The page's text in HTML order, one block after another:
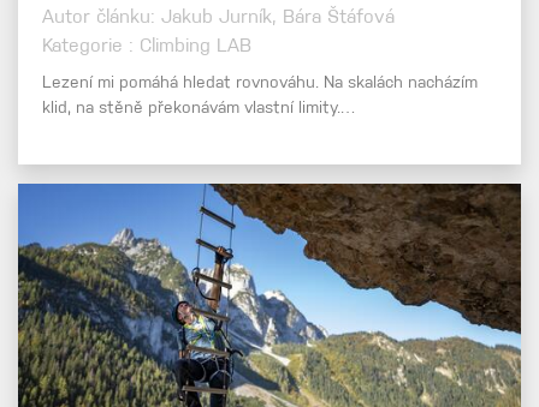
Autor článku: Jakub Jurník, Bára Štáfová
Kategorie : Climbing LAB
Lezení mi pomáhá hledat rovnováhu. Na skalách nacházím
klid, na stěně překonávám vlastní limity.…